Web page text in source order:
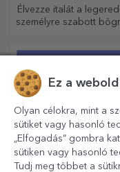
Élvezze italát a
személyre szabott
Ez a
Olyan célokra, mint a
sütiket vagy hasonló
„Elfogadás” gombra
sütiken vagy hasonló
Tudj meg többet a